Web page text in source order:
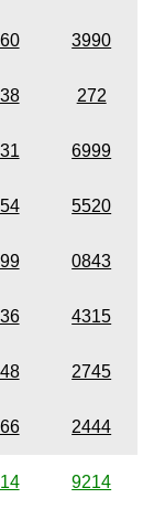
3990
272
6999
5520
0843
4315
2745
2444
9214